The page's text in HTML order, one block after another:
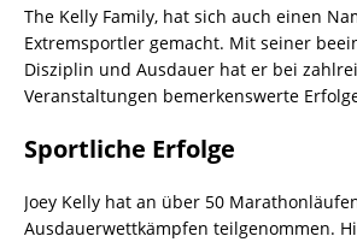
The Kelly Family, hat sich auch einen
Extremsportler gemacht. Mit seiner
Disziplin und Ausdauer hat er bei
Veranstaltungen bemerkenswerte
Sportliche Erfolge
Joey Kelly hat an über 50
Ausdauerwettkämpfen teilgenommen.